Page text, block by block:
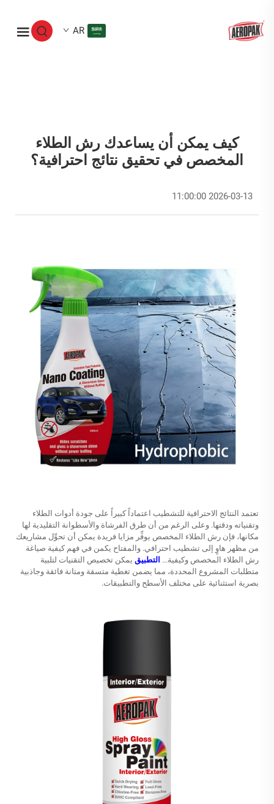
AR
كيف يمكن أن يساعدك رش الطلاء
المخصص في تحقيق نتائج احترافية؟
2026-03-13 11:00:00
تعتمد النتائج الاحترافية للتشطيب اعتماداً كبيراً على جودة أدوات الطلاء
وتقنياته ودقتها. وعلى الرغم من أن طرق الفرشاة والأسطوانة التقليدية لها
مكانها، فإن رش الطلاء المخصص يوفِّر مزايا فريدة يمكن أن تحوِّل مشاريعك
من مظهر هاوٍ إلى تشطيب احترافي. والمفتاح يكمن في فهم كيفية صياغة
رش الطلاء المخصص وكيفية... التطبيق يمكن تخصيص التقنيات لتلبية
متطلبات المشروع المحددة، مما يضمن تغطية متسقة ومتانة فائقة وجاذبية
بصرية استثنائية على مختلف الأسطح والتطبيقات.